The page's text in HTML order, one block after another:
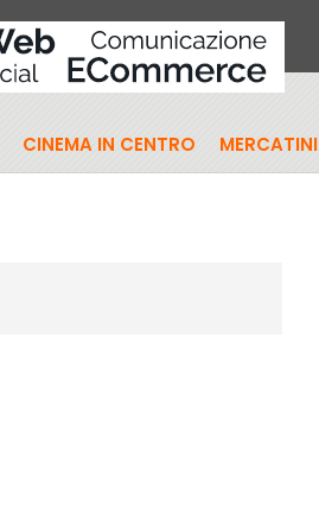
CINEMA IN CENTRO MERCATINI